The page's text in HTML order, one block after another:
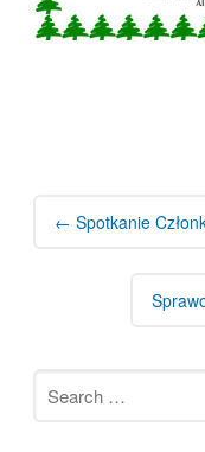
← Spotkanie
for: